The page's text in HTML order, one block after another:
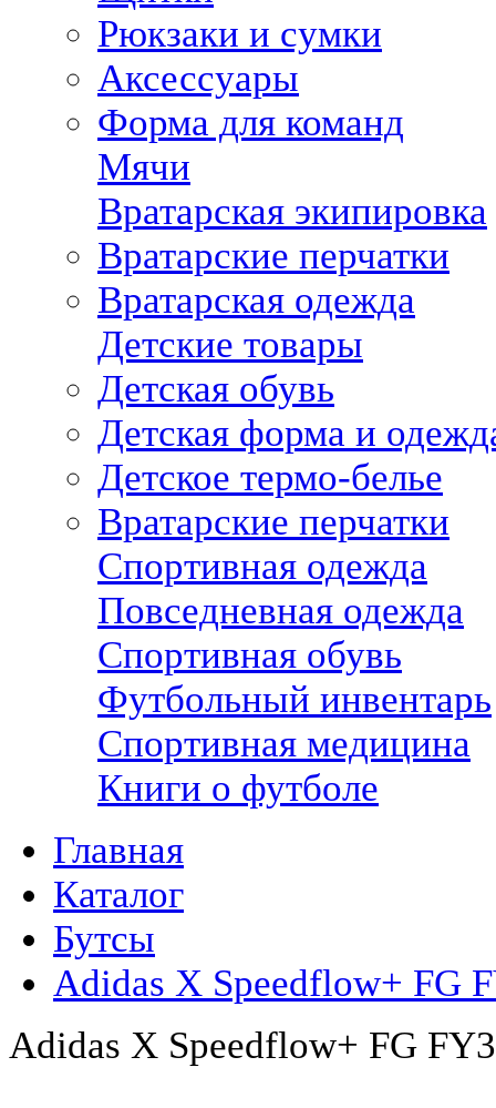
Рюкзаки и сумки
Аксессуары
Форма для команд
Мячи
Вратарская экипировка
Вратарские перчатки
Вратарская одежда
Детские товары
Детская обувь
Детская форма и
Детское термо-белье
Вратарские перчатки
Спортивная одежда
Повседневная одежда
Спортивная обувь
Футбольный инвентарь
Спортивная медицина
Книги о футболе
Главная
Каталог
Бутсы
Adidas X Speedflow+ FG
Adidas X Speedflow+ FG